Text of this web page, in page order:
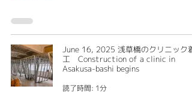
June 16, 2025 浅草橋のクリニック着
工 Construction of a clinic in
Asakusa-bashi begins
読了時間: 1分